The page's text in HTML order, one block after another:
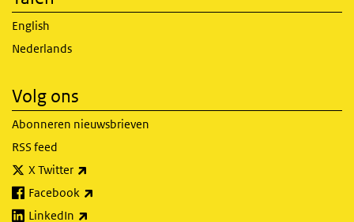
English
Nederlands
Volg ons
Abonneren nieuwsbrieven
RSS feed
X Twitter
Facebook
LinkedIn